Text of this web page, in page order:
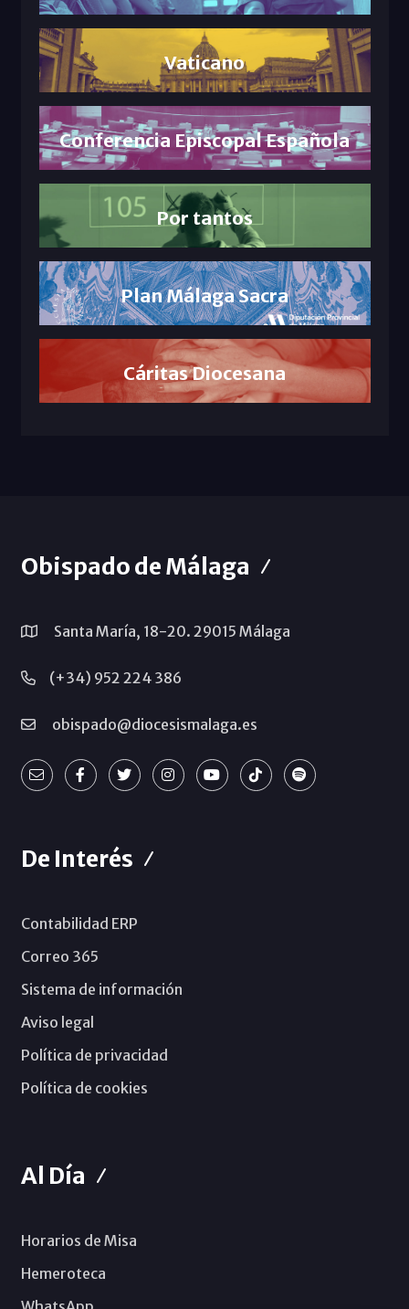
Vaticano
Conferencia Episcopal Española
Por tantos
Plan Málaga Sacra
Cáritas Diocesana
Obispado de Málaga
Santa María, 18-20. 29015 Málaga
(+34) 952 224 386
obispado@diocesismalaga.es
De Interés
Contabilidad ERP
Correo 365
Sistema de información
Aviso legal
Política de privacidad
Política de cookies
Al Día
Horarios de Misa
Hemeroteca